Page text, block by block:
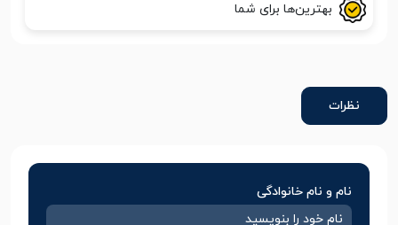
بهترین‌ها برای شما
نظرات
نام و نام خانوادگی